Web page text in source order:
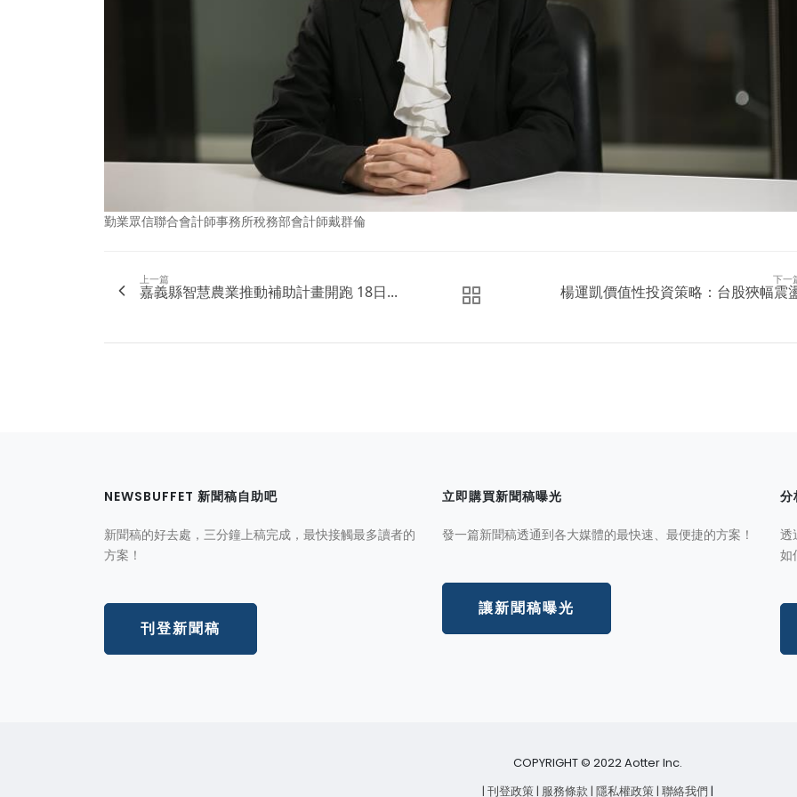
勤業眾信聯合會計師事務所稅務部會計師戴群倫
上一篇
嘉義縣智慧農業推動補助計畫開跑 18日...
下一
楊運凱價值性投資策略：台股狹幅震
NEWSBUFFET 新聞稿自助吧
新聞稿的好去處，三分鐘上稿完成，最快接觸最多讀者的
方案！
刊登新聞稿
立即購買新聞稿曝光
發一篇新聞稿透通到各大媒體的最快速、最便捷的方案！
讓新聞稿曝光
分
透
如
COPYRIGHT © 2022 Aotter Inc.
| 刊登政策| 服務條款| 隱私權政策| 聯絡我們 |